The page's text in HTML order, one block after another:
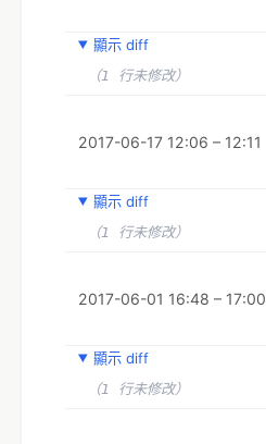
顯示 diff
（1 行未修改）
2017-06-17 12:06 – 12:11
顯示 diff
（1 行未修改）
2017-06-01 16:48 – 17:00
顯示 diff
（1 行未修改）